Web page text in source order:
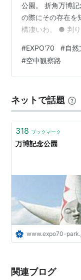
名」）
秋葉原（秋葉原駅
の駅）(17) ←
快速が停車する。*1
*1
早朝・深夜の
公園。 折角万博
の際にその存在を
構凄いわ。 ● 判
MAPを見ていて気
観察路」。ただ
らは全く見えない
津道を西に進んで
#EXPO'70 #自然
#空中観察路
ネットで話題
318 ブックマーク
万博記念公園
www.expo70-
関連ブログ